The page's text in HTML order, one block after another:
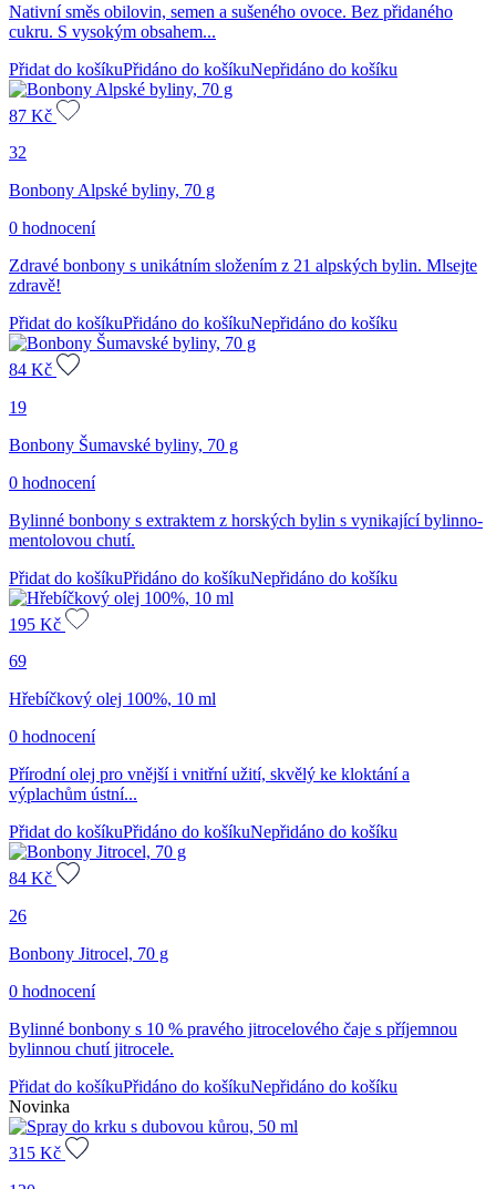
Nativní směs obilovin, semen a sušeného ovoce. Bez přidaného
cukru. S vysokým obsahem...
Přidat do košíkuPřidáno do košíkuNepřidáno do košíku
87 Kč
32
Bonbony Alpské byliny, 70 g
0 hodnocení
Zdravé bonbony s unikátním složením z 21 alpských bylin. Mlsejte
zdravě!
Přidat do košíkuPřidáno do košíkuNepřidáno do košíku
84 Kč
19
Bonbony Šumavské byliny, 70 g
0 hodnocení
Bylinné bonbony s extraktem z horských bylin s vynikající bylinno-
mentolovou chutí.
Přidat do košíkuPřidáno do košíkuNepřidáno do košíku
195 Kč
69
Hřebíčkový olej 100%, 10 ml
0 hodnocení
Přírodní olej pro vnější i vnitřní užití, skvělý ke kloktání a
výplachům ústní...
Přidat do košíkuPřidáno do košíkuNepřidáno do košíku
84 Kč
26
Bonbony Jitrocel, 70 g
0 hodnocení
Bylinné bonbony s 10 % pravého jitrocelového čaje s příjemnou
bylinnou chutí jitrocele.
Přidat do košíkuPřidáno do košíkuNepřidáno do košíku
Novinka
315 Kč